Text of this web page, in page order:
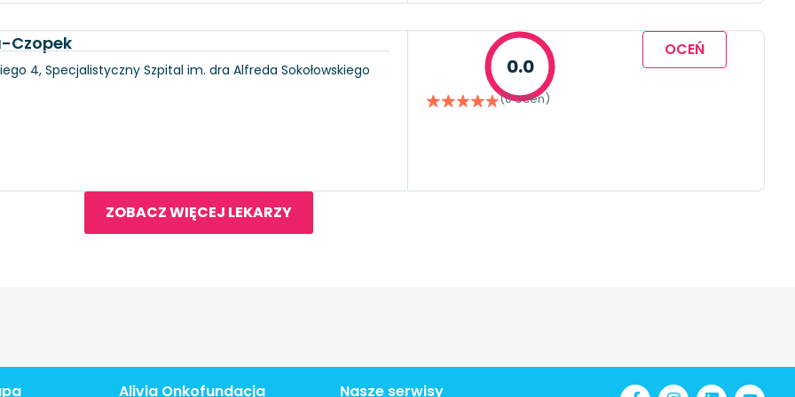
Czopek
4, Specjalistyczny Szpital im. dra Alfreda Sokołowskiego
0.0
(0 ocen)
OCEŃ
ZOBACZ WIĘCEJ LEKARZY
Alivia Onkofundacja Nasze serwisy